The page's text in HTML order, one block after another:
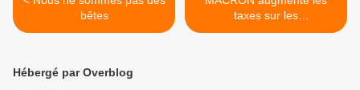
bêtes
taxes sur les
CARBURANTS et en même
Hébergé par Overblog